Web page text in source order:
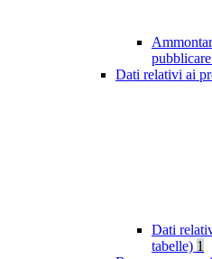
Dati relativi ai
Dati
tabelle) 1